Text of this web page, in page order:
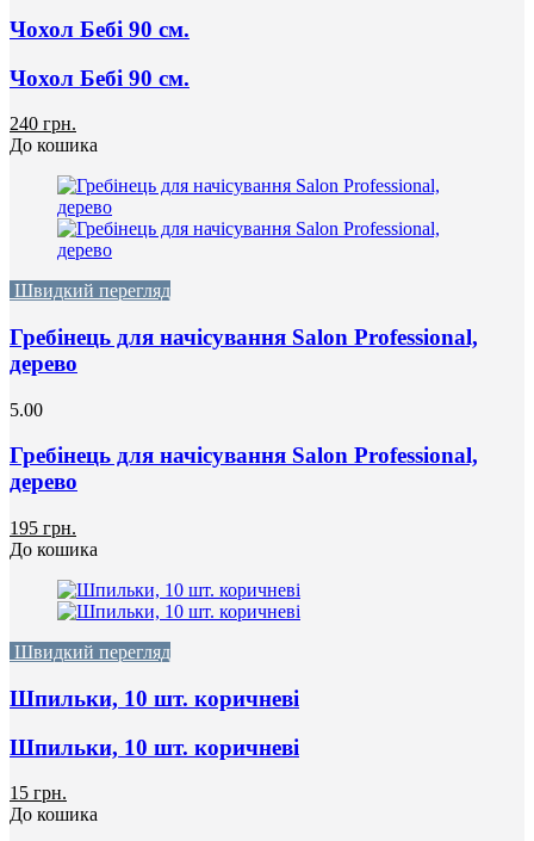
Чохол Бебі 90 cм.
Чохол Бебі 90 cм.
240 грн.
До кошика
Швидкий перегляд
Гребінець для начісування Salon Professional,
дерево
5.00
Гребінець для начісування Salon Professional,
дерево
195 грн.
До кошика
Швидкий перегляд
Шпильки, 10 шт. коричневі
Шпильки, 10 шт. коричневі
15 грн.
До кошика